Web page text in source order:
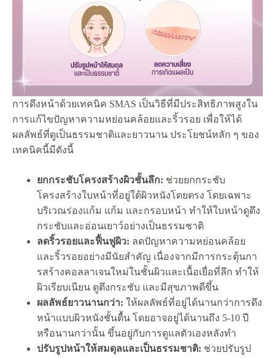
การดึงหน้าด้วยเทคนิค SMAS เป็นวิธีที่มีประสิทธิภาพสูงใน
การแก้ไขปัญหาความหย่อนคล้อยและริ้วรอย เพื่อให้ได้
ผลลัพธ์ที่ดูเป็นธรรมชาติและยาวนาน ประโยชน์หลัก ๆ ของ
เทคนิคนี้มีดังนี้
ยกกระชับโครงสร้างผิวชั้นลึก: ช่วยยกกระชับ
โครงสร้างใบหน้าที่อยู่ใต้ผิวหนังโดยตรง โดยเฉพาะ
บริเวณร่องแก้ม แก้ม และกรอบหน้า ทำให้ใบหน้าดูตึง
กระชับและอ่อนเยาว์อย่างเป็นธรรมชาติ
ลดริ้วรอยและฟื้นฟูผิว: ลดปัญหาความหย่อนคล้อย
และริ้วรอยอย่างมีนัยสำคัญ เนื่องจากมีการกระตุ้นกา
รสร้างคอลลาเจนใหม่ในชั้นผิวและเนื้อเยื่อที่ลึก ทำให้
ผิวเรียบเนียน ดูตึงกระชับ และมีสุขภาพดีขึ้น
ผลลัพธ์ยาวนานกว่า: ให้ผลลัพธ์ที่อยู่ได้นานกว่าการดึง
หน้าแบบผิวหนังชั้นตื้น โดยอาจอยู่ได้นานถึง 5-10 ปี
หรือนานกว่านั้น ขึ้นอยู่กับการดูแลตัวเองหลังทำ
ปรับรูปหน้าให้สมดุลและเป็นธรรมชาติ: ช่วยปรับรูป